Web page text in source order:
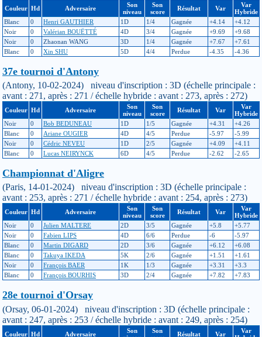
Couleur Hd Adversaire
Son
niveau
Son
score
Résultat Var
Var
Hybride
Blanc
0 Henri GAUTHIER 1D 1/4 Gagnée +4.14
+4.12
Noir
0 Valérian BOUËTTÉ 4D 3/4 Gagnée +9.69
+9.68
Noir
0 Zhaonan WANG 3D 1/4 Gagnée +7.67
+7.61
Blanc
0 Xin SHU 5D 4/4 Perdue -4.35 -4.36
37e tournoi d'Antony
(Antony, 10-02-2024) niveau d'inscription : 3D (échelle principale :
avant : 271, après : 271 / échelle hybride : avant : 273, après : 272)
Couleur Hd Adversaire
Son
niveau
Son
score
Résultat Var
Var
Hybride
Noir
0 Bob BEDUNEAU 1D 1/5 Gagnée +4.31
+4.26
Blanc
0 Ariane OUGIER 4D 4/5 Perdue -5.97
-5.99
Noir
0 Cédric NEVEU 1D 2/5 Gagnée +4.09
+4.11
Blanc
0 Lucas NEIRYNCK 6D 4/5 Perdue -2.62 -2.65
Championnat d'Aligre
(Paris, 14-01-2024) niveau d'inscription : 3D (échelle principale :
avant : 253, après : 271 / échelle hybride : avant : 254, après : 273)
Couleur Hd Adversaire
Son
niveau
Son
score
Résultat Var
Var
Hybride
Noir
0 Julien MALTERE 2D 3/5 Gagnée +5.8
+5.77
Noir
0 Fabien LIPS 4D 6/6 Perdue -6
-5.97
Blanc
0 Martin DIGARD 2D 3/6 Gagnée +6.12
+6.08
Blanc
0 Takuya IKEDA 5K 2/6 Gagnée +1.51
+1.61
Noir
0 François BAER 1K 1/3 Gagnée +3.31
+3.3
Blanc
0 François BOURHIS 3D 2/4 Gagnée +7.82 +7.83
28e tournoi d'Orsay
(Orsay, 06-01-2024) niveau d'inscription : 3D (échelle principale :
avant : 247, après : 253 / échelle hybride : avant : 249, après : 254)
Couleur Hd Adversaire
Son
Son
Résultat Var
Var